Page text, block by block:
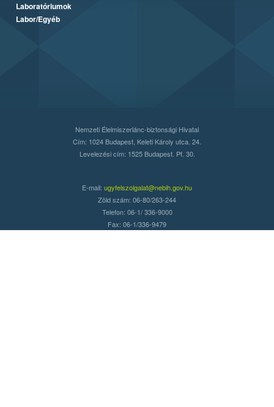
Laboratóriumok
Labor/Egyéb
Nemzeti Élelmiszerlánc-biztonsági Hivatal
Cím: 1024 Budapest, Keleti Károly utca. 24.
Levelezési cím: 1525 Budapest. Pf. 30.
E-mail: ugyfelszolgalat@nebih.gov.hu
Zöld szám: 06-80/263-244
Telefon: 06-1/ 336-9000
Fax: 06-1/336-9479